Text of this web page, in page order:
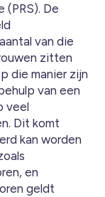
(PRS). De
van die
zitten
die manier zijn
van een
veel
Dit komt
kan worden
en
geldt